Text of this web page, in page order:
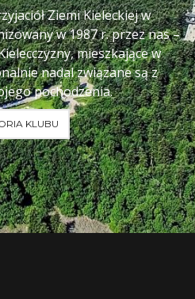
Ziemi Kieleckiej w
w 1987 r. przez nas –
mieszkające w
nadal związane są z
pochodzenia.
KLUBU